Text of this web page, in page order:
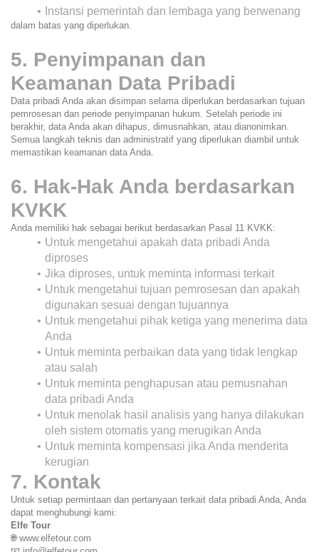
Instansi pemerintah dan lembaga yang berwenang
dalam batas yang diperlukan.
5. Penyimpanan dan
Keamanan Data Pribadi
Data pribadi Anda akan disimpan selama diperlukan berdasarkan tujuan
pemrosesan dan periode penyimpanan hukum. Setelah periode ini
berakhir, data Anda akan dihapus, dimusnahkan, atau dianonimkan.
Semua langkah teknis dan administratif yang diperlukan diambil untuk
memastikan keamanan data Anda.
6. Hak-Hak Anda berdasarkan
KVKK
Anda memiliki hak sebagai berikut berdasarkan Pasal 11 KVKK:
Untuk mengetahui apakah data pribadi Anda
diproses
Jika diproses, untuk meminta informasi terkait
Untuk mengetahui tujuan pemrosesan dan apakah
digunakan sesuai dengan tujuannya
Untuk mengetahui pihak ketiga yang menerima data
Anda
Untuk meminta perbaikan data yang tidak lengkap
atau salah
Untuk meminta penghapusan atau pemusnahan
data pribadi Anda
Untuk menolak hasil analisis yang hanya dilakukan
oleh sistem otomatis yang merugikan Anda
Untuk meminta kompensasi jika Anda menderita
kerugian
7. Kontak
Untuk setiap permintaan dan pertanyaan terkait data pribadi Anda, Anda
dapat menghubungi kami:
Elfe Tour
🌐 www.elfetour.com